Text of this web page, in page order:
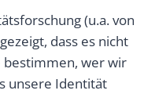
(u.a. von
dass es nicht
bestimmen, wer wir
unsere Identität